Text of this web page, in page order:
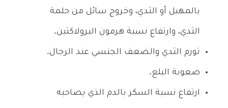
بالمهبل أو الثدي، وخروج سائل من حلمة
الثدي، وارتفاع نسبة هرمون البرولاكتين.
تورم الثدي والضعف الجنسي عند الرجال.
صعوبة البلع.
ارتفاع نسبة السكر بالدم الذي يصاحبه